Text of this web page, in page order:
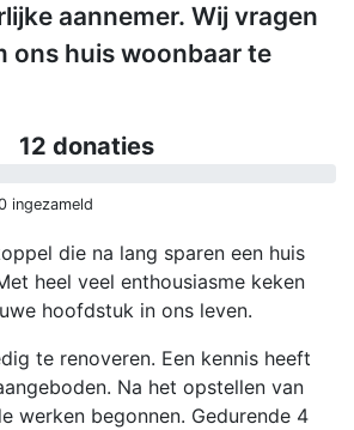
aannemer. Wij vragen
ons huis woonbaar te
12 donaties
ingezameld
die na lang sparen een huis
heel veel enthousiasme keken
hoofdstuk in ons leven.
te renoveren. Een kennis heeft
Na het opstellen van
werken begonnen. Gedurende 4